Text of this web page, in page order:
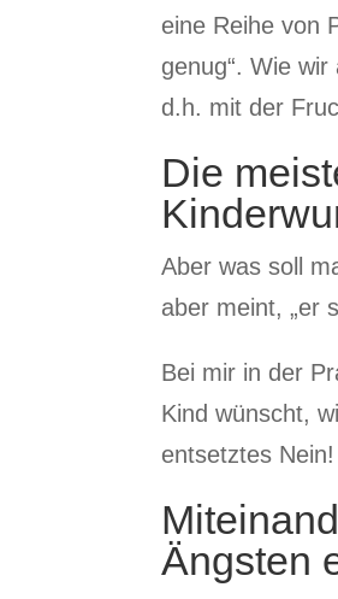
eine Reihe von
genug“. Wie
d.h. mit der
Die
Aber was soll
aber meint, „er
Bei mir in der
Kind wünscht,
entsetztes
Ängsten